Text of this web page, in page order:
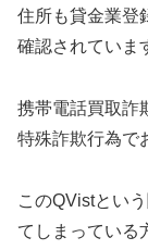
住所も貸金業登
確認されていま
携帯電話買取詐
特殊詐欺行為で
このQVistとい
てしまっている